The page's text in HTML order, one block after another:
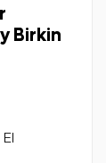
Birkin